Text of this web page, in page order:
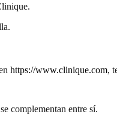
https://www.clinique.com,
complementan entre sí.